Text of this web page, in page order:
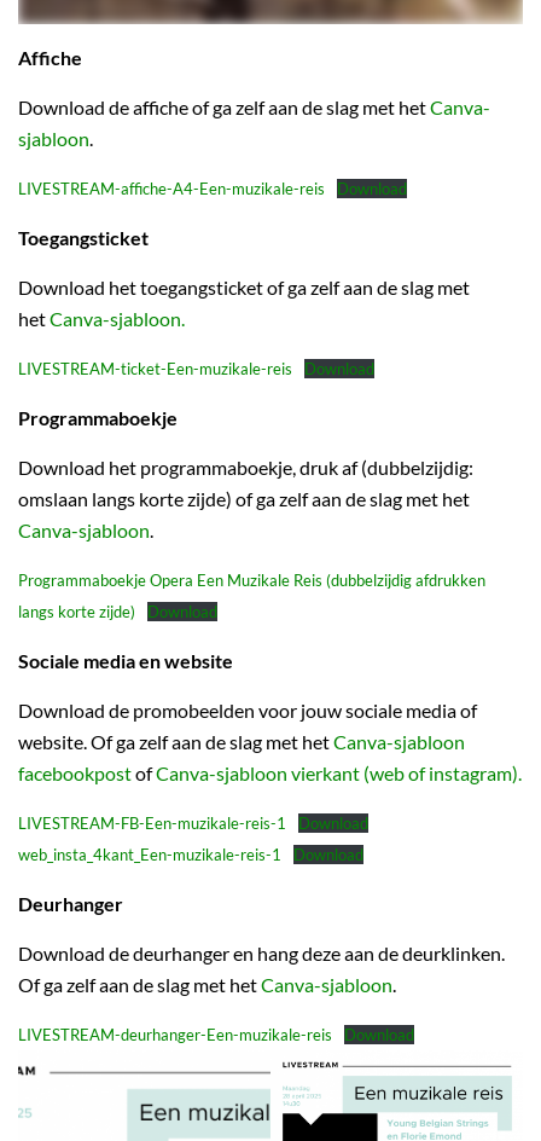
Affiche
Download de affiche of ga zelf aan de slag met hetCanva-
sjabloon.
LIVESTREAM-affiche-A4-Een-muzikale-reis Download
Toegangsticket
Download het toegangsticket of ga zelf aan de slag met
hetCanva-sjabloon.
LIVESTREAM-ticket-Een-muzikale-reis Download
Programmaboekje
Download het programmaboekje, druk af (dubbelzijdig:
omslaan langs korte zijde) of ga zelf aan de slag met het
Canva-sjabloon.
Programmaboekje Opera Een Muzikale Reis (dubbelzijdig afdrukken
langs korte zijde)
Download
Sociale mediaen website
Download de promobeelden voor jouw sociale media of
website. Of ga zelf aan de slag met hetCanva-sjabloon
facebookpostofCanva-sjabloon vierkant (web of instagram).
LIVESTREAM-FB-Een-muzikale-reis-1
Download
web_insta_4kant_Een-muzikale-reis-1
Download
Deurhanger
Download de deurhanger en hang deze aan de deurklinken.
Of ga zelf aan de slag met hetCanva-sjabloon.
LIVESTREAM-deurhanger-Een-muzikale-reis Download